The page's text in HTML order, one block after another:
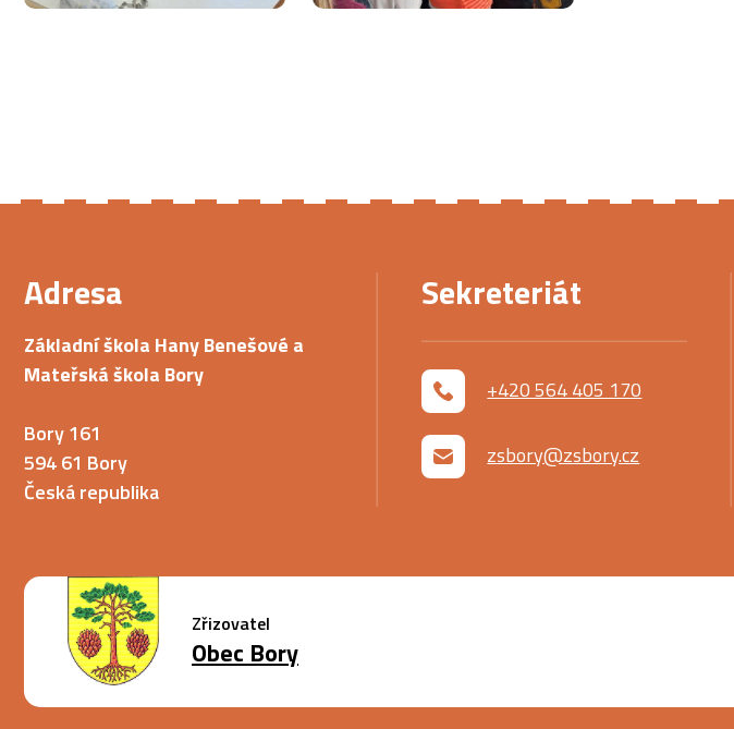
Adresa
Základní škola Hany Benešové a
Mateřská škola Bory
Bory 161
594 61 Bory
Česká republika
Sekreteriát
+420 564 405 170
zsbory@zsbory.cz
Zřizovatel
Obec Bory